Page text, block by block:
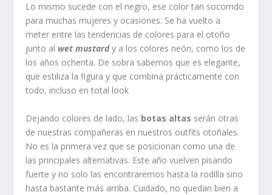
Lo mismo sucede con el negro, ese color tan socorrido
para muchas mujeres y ocasiones. Se ha vuelto a
meter entre las tendencias de colores para el otoño
junto al wet mustardy a los colores neón, como los de
los años ochenta. De sobra sabemos que es elegante,
que estiliza la figura y que combina prácticamente con
todo, incluso en total look
Dejando colores de lado, las botas altas serán otras
de nuestras compañeras en nuestros outfits otoñales.
No es la primera vez que se posicionan como una de
las principales alternativas. Este año vuelven pisando
fuerte y no solo las encontraremos hasta la rodilla sino
hasta bastante más arriba. Cuidado, no quedan bien a